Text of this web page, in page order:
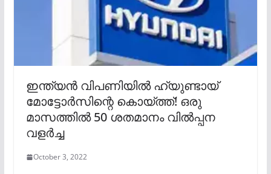
ഇന്ത്യൻ വിപണിയിൽ ഹ്യുണ്ടായ്
മോട്ടോർസിന്റെ കൊയ്ത്ത്! ഒരു
മാസത്തിൽ 50 ശതമാനം വിൽപ്പന
വളർച്ച
October 3, 2022